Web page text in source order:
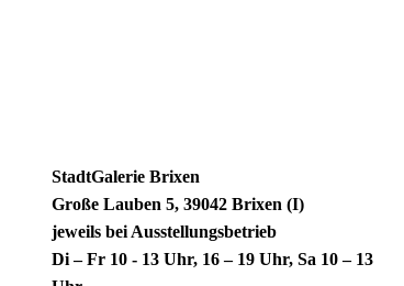
StadtGalerie Brixen
Große Lauben 5, 39042 Brixen (I)
jeweils bei Ausstellungsbetrieb
Di – Fr 10 - 13 Uhr, 16 – 19 Uhr, Sa 10 – 13